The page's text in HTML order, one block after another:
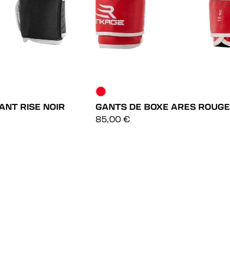
RISE NOIR
GANTS DE BOXE ARES ROUGE
85,00 €